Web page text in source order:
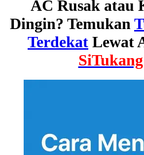
AC Rusak atau
Dingin? Temukan
Terdekat Lewat
SiTukang